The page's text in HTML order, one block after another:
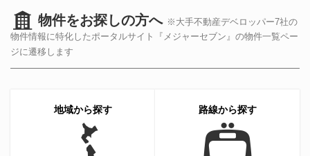
物件をお探しの方へ ※大手不動産デベロッパー7社の
物件情報に特化したポータルサイト『メジャーセブン』の物件一覧ペー
ジに遷移します
地域から探す 路線から探す